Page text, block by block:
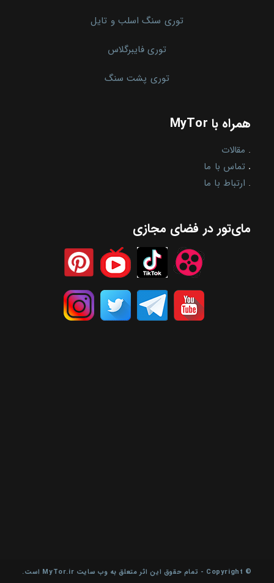
توری سنگ اسلب و تایل
توری فایبرگلاس
توری پشت سنگ
همراه با MyTor
. مقالات
. تماس با ما
. ارتباط با ما
مای‌تور در فضای مجازی
© Copyright - تمام حقوق این اثر متعلق به وب سایت MyTor.ir است.